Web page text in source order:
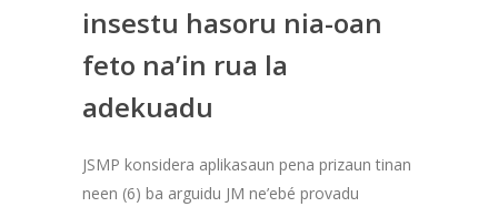
insestu hasoru nia-oan
feto na’in rua la
adekuadu
JSMP konsidera aplikasaun pena prizaun tinan
neen (6) ba arguidu JM ne’ebé provadu